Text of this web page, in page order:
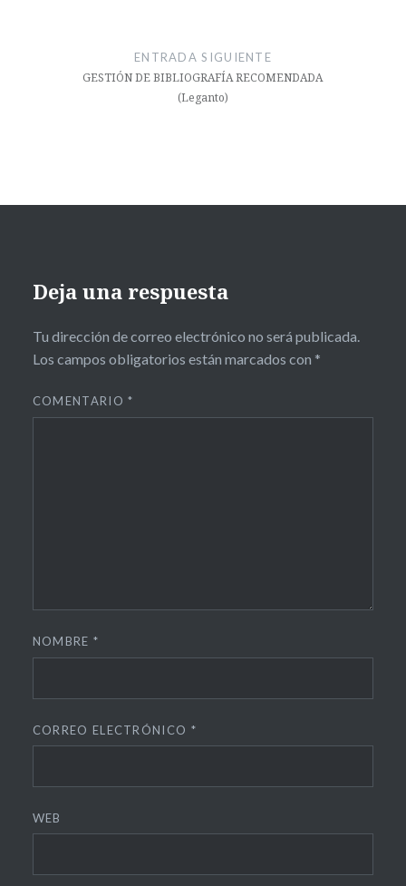
ENTRADA SIGUIENTE
GESTIÓN DE BIBLIOGRAFÍA RECOMENDADA
(Leganto)
Deja una respuesta
Tu dirección de correo electrónico no será publicada.
Los campos obligatorios están marcados con *
COMENTARIO*
NOMBRE *
CORREO ELECTRÓNICO *
WEB